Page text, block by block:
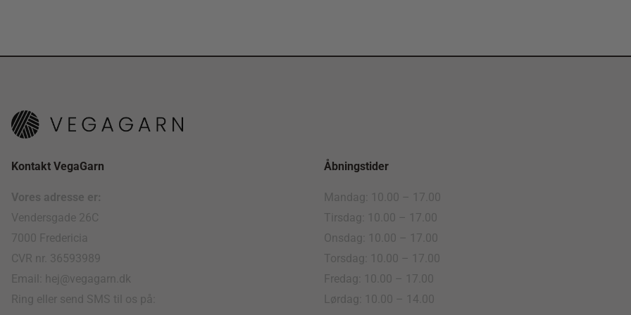
Kontakt VegaGarn
Vores adresse er:
Vendersgade 26C
7000 Fredericia
CVR nr. 36593989
Email: hej@vegagarn.dk
Ring eller send SMS til os på:
Åbningstider
Mandag: 10.00 – 17.00
Tirsdag: 10.00 – 17.00
Onsdag: 10.00 – 17.00
Torsdag: 10.00 – 17.00
Fredag: 10.00 – 17.00
Lørdag: 10.00 – 14.00